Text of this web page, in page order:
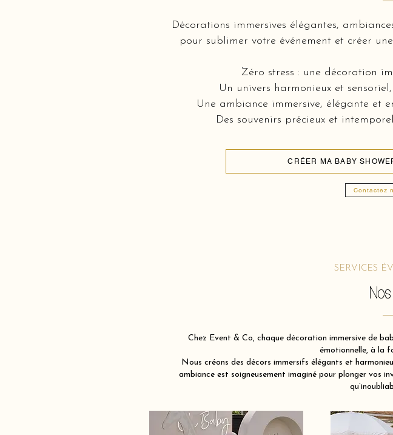
Décorations immersives élégantes,
pour sublimer votre événement et créer
Zéro stress : une décoration
Un univers harmonieux et
Une ambiance immersive, élégante et
Des souvenirs précieux et
CRÉER MA BABY
Contactez
SERVICES
Chez Event & Co, chaque décoration immersive de
émotionnelle, à la
Nous créons des décors immersifs élégants et
ambiance est soigneusement imaginé pour plonger vos